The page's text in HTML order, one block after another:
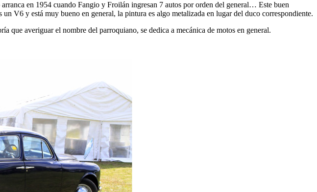
en 1954 cuando Fangio y Froilán ingresan 7 autos por orden del general… Este buen
V6 y está muy bueno en general, la pintura es algo metalizada en lugar del duco correspondiente.
averiguar el nombre del parroquiano, se dedica a mecánica de motos en general.